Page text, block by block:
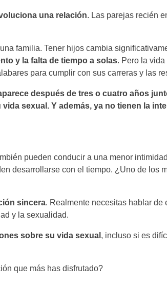
una relación. Las parejas recién
familia. Tener hijos cambia
y la falta de tiempo a solas. Pero la
para cumplir con sus carreras y las
después de tres o cuatro años
vida sexual. Y además, ya no tienen la
pueden conducir a una menor
desarrollarse con el tiempo. ¿Uno de los
sincera. Realmente necesitas hablar
y la sexualidad.
sobre su vida sexual , incluso si es
que más has disfrutado?